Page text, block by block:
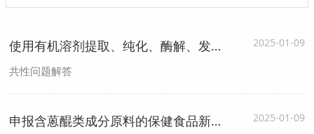
使用有机溶剂提取、纯化、酶解、发酵、合成、破壁等特定前处理工艺的原料申报保健食品，有哪些注意事项和审评要求？ 2025-01-09
共性问题解答
申报含蒽醌类成分原料的保健食品新产品应注意哪些问题？ 2025-01-09